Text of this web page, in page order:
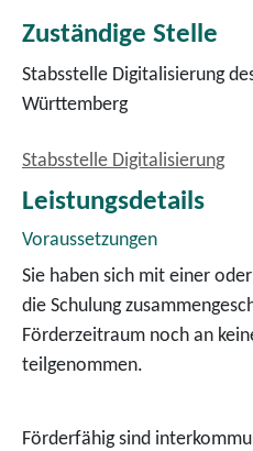
Zuständige Stelle
Stabsstelle Digitalisierung
Württemberg
Stabsstelle Digitalisierung
Leistungsdetails
Voraussetzungen
Sie haben sich mit einer
die Schulung
Förderzeitraum noch an
teilgenommen.
Förderfähig sind